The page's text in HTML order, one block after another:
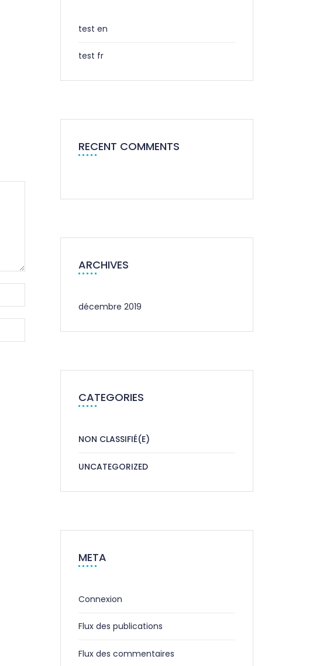
test en
test fr
RECENT COMMENTS
ARCHIVES
décembre 2019
CATEGORIES
NON CLASSIFIÉ(E)
UNCATEGORIZED
META
Connexion
Flux des publications
Flux des commentaires